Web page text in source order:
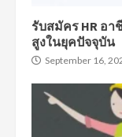
รับสมัคร HR อ
สูงในยุคปัจจุบัน
September 16,